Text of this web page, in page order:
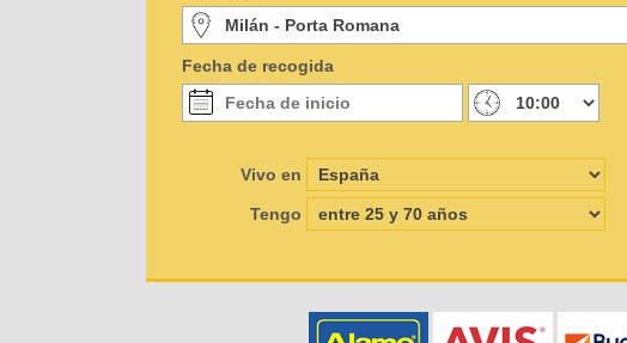
Fecha de recogida
Vivo en
Tengo